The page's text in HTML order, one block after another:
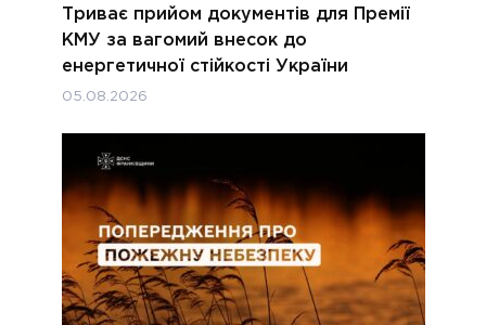
Триває прийом документів для Премії
КМУ за вагомий внесок до
енергетичної стійкості України
05.08.2026